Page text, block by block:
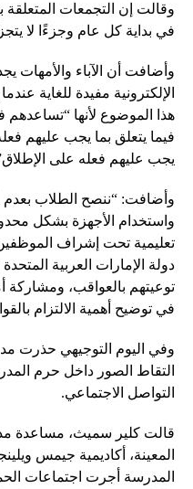
وقالت إن التجمعات المتعلقة
في بداية كل عام وجزءًا لا
وأضافت أن الآباء والأمهات
الإلكترونية مفيدة للغاية
هذا الموضوع لأنها “تساعدهم
فيما يتعلق بما يجب عليهم
يجب عليهم فعله على
وأضافت: “ننصح الطلاب
واستخدام الأجهزة بشكل
تعليمية تحت إشراف
دولة الإمارات العربية
توعيتهم بالعواقب، ومشاركة
في توضيح أهمية الالتزام
وفي اليوم التوجيهي حذرت
التقاط الصور داخل حرم
التواصل الاجتماعي.
قالت كلير سميث، مساعدة
المعينة، أكاديمية جيمس
المدرسة أجرت اجتماعات